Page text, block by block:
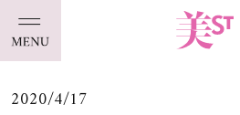
2020/4/17